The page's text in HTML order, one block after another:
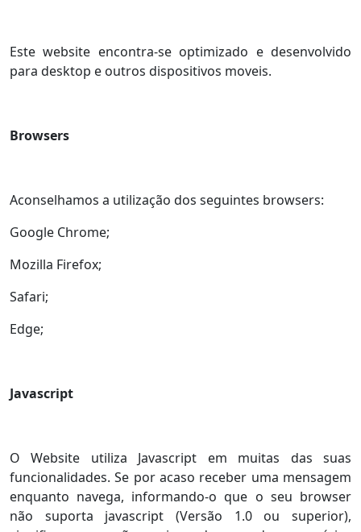
Este website encontra-se optimizado e desenvolvido
para desktop e outros dispositivos moveis.
Browsers
Aconselhamos a utilização dos seguintes browsers:
Google Chrome;
Mozilla Firefox;
Safari;
Edge;
Javascript
O Website utiliza Javascript em muitas das suas
funcionalidades. Se por acaso receber uma mensagem
enquanto navega, informando-o que o seu browser
não suporta javascript (Versão 1.0 ou superior),